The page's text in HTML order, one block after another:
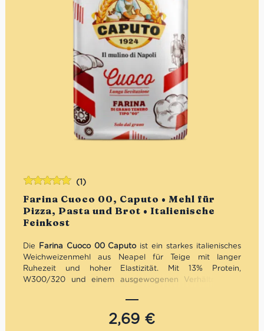
Farina Cuoco 00, Caputo • Mehl für
Pizza, Pasta und Brot • Italienische
Feinkost
(1)
Die Farina Cuoco 00 Caputoist ein starkes italienisches
Weichweizenmehl aus Neapel für Teige mit langer
Ruhezeit und hoher Elastizität. Mit 13% Protein,
W300/320 und einem ausgewogenen Verhältnis von
besonders gut für Pizza, Pizza Napoletana, Focaccia,
Brot, Sauerteig, Biga, Poolish und vielseitige Teige in der
2,69 €
Bewertet
mit5.00von
5